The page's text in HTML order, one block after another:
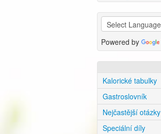
Powered by
Kalorické tabulky
Gastroslovník
Nejčastější otázky
Speciální díly